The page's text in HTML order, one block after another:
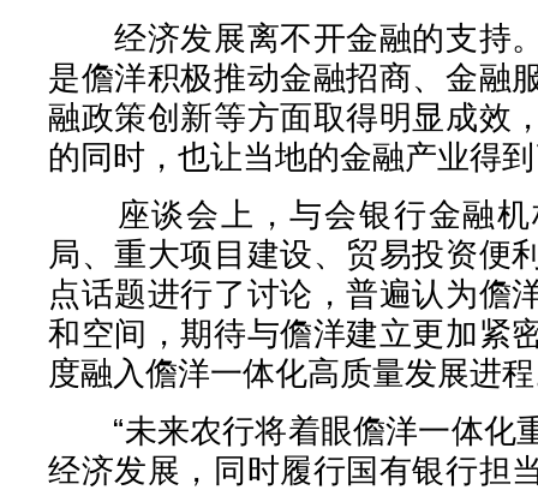
经济发展离不开金融的支持
是儋洋积极推动金融招商、金融
融政策创新等方面取得明显成效
的同时，也让当地的金融产业得
座谈会上，与会银行金融机
局、重大项目建设、贸易投资便
点话题进行了讨论，普遍认为儋
和空间，期待与儋洋建立更加紧
度融入儋洋一体化高质量发展进
“未来农行将着眼儋洋一体化
经济发展，同时履行国有银行担